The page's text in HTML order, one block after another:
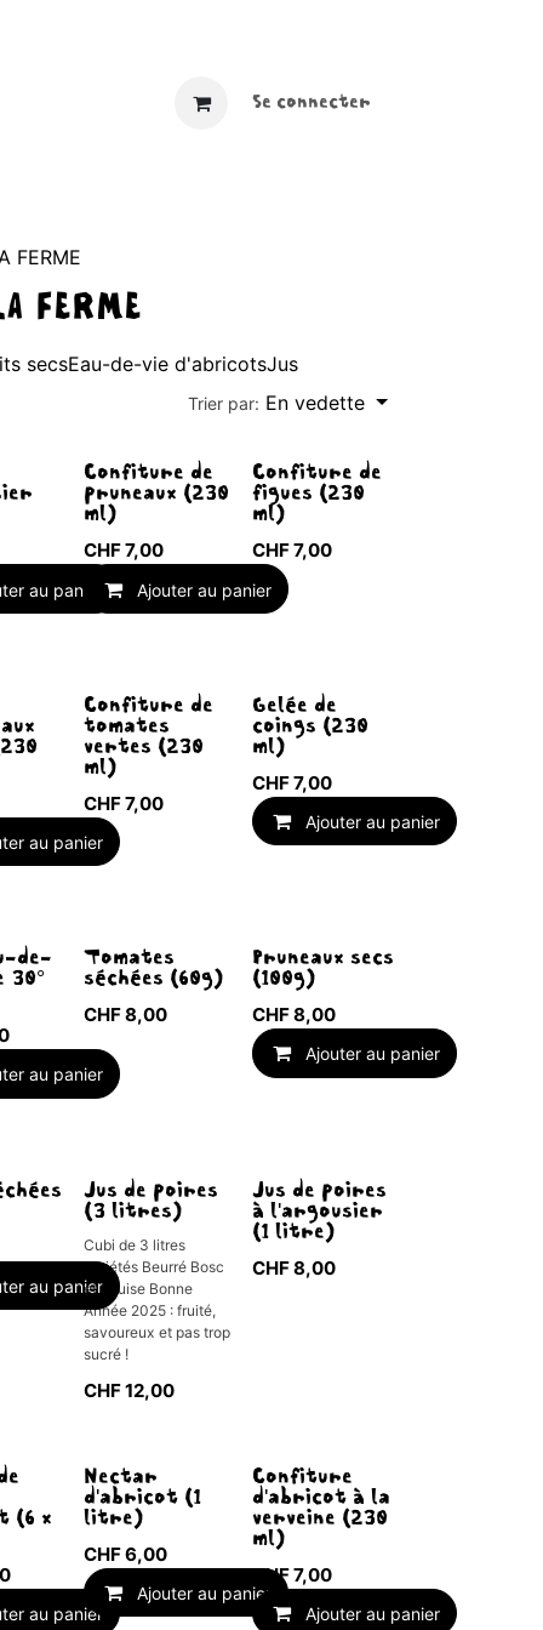
Se connecter
FERME
FERME
secsEau-de-vie d'abricotsJus
Trier par: En vedette
au panier
Confiture de
pruneaux (230
ml)
CHF7,00
Ajouter au panier
Épuisé
Confiture de
figues (230
ml)
CHF7,00
au panier
Confiture de
tomates
vertes (230
ml)
CHF7,00
Gelée de
coings (230
ml)
CHF7,00
Ajouter au panier
de-
30°
au panier
Épuisé
Tomates
séchées (60g)
CHF8,00
Pruneaux secs
(100g)
CHF8,00
Ajouter au panier
au panier
Jus de poires
(3 litres)
Cubi de 3 litres
Variétés Beurré Bosc
et Louise Bonne
Année 2025 : fruité,
savoureux et pas trop
sucré !
CHF12,00
Épuisé
Jus de poires
à l'argousier
(1 litre)
CHF8,00
(6 x
au panier
Nectar
d'abricot (1
litre)
CHF6,00
Ajouter au panier
Confiture
d'abricot à la
verveine (230
ml)
CHF7,00
Ajouter au panier